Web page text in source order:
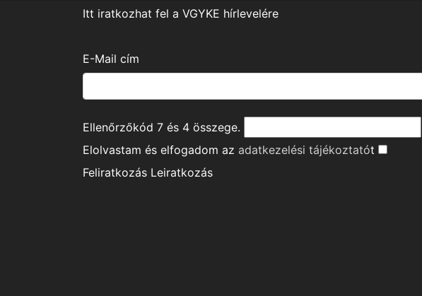
Itt iratkozhat fel a VGYKE hírlevelére
E-Mail cím
Ellenőrzőkód 7 és 4 összege.
Elolvastam és elfogadom az adatkezelési tájékoztatót
Feliratkozás Leiratkozás